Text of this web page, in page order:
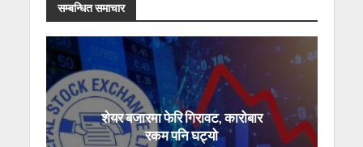
सम्बन्धित समाचार
शेयर बजारमा फेरि गिरावट, कारोबार
रकम पनि घट्यो